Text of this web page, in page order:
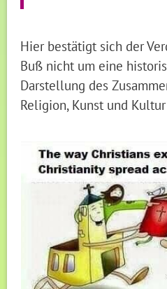
Hier bestätigt sich der
Buß nicht um eine
Darstellung des
Religion, Kunst und